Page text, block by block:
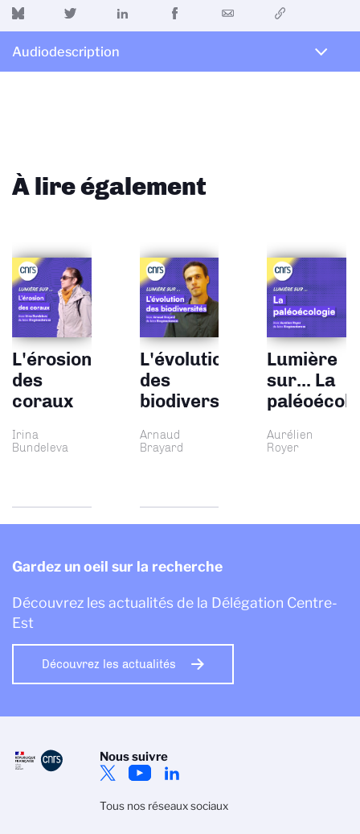
Audiodescription
À lire également
L'érosion
des
coraux
Irina
Bundeleva
L'évolution
des
biodiversités
Arnaud
Brayard
Lumière
sur... La
Aurélien
Royer
Gardez un oeil sur la recherche
Découvrez les actualités de la Délégation Centre-
Est
Découvrez les actualités
Nous suivre
Tous nos réseaux sociaux